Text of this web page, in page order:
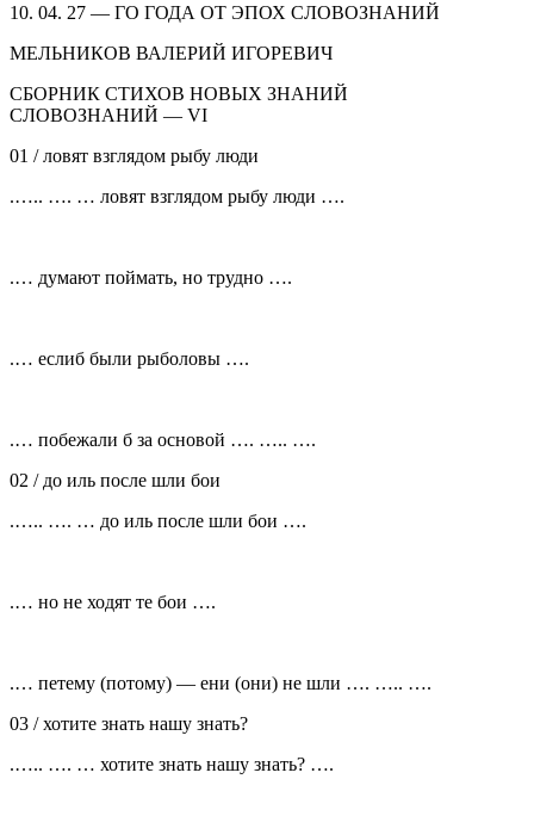
10. 04. 27 — ГО ГОДА ОТ ЭПОХ СЛОВОЗНАНИЙ
МЕЛЬНИКОВ ВАЛЕРИЙ ИГОРЕВИЧ
СБОРНИК СТИХОВ НОВЫХ ЗНАНИЙ
СЛОВОЗНАНИЙ — VI
01 / ловят взглядом рыбу люди
.….. …. … ловят взглядом рыбу люди ….
.… думают поймать, но трудно ….
.… еслиб были рыболовы ….
.… побежали б за основой …. ….. ….
02 / до иль после шли бои
.….. …. … до иль после шли бои ….
.… но не ходят те бои ….
.… петему (потому) — ени (они) не шли …. ….. ….
03 /хотите знать нашу знать?
.….. …. … хотите знать нашу знать? ….